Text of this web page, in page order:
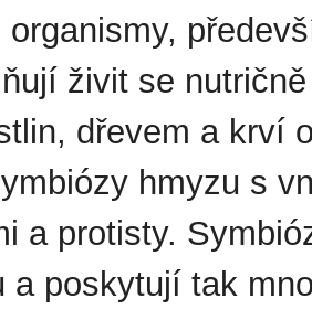
živit se
dřevem a krví
hmyzu s
a protisty.
a poskytují tak